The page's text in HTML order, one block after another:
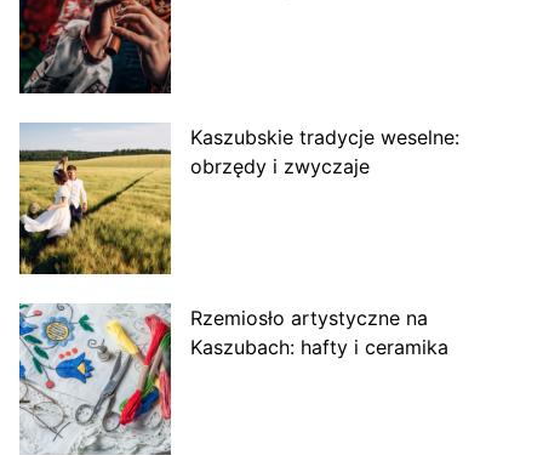
Kaszubskie tradycje weselne:
obrzędy i zwyczaje
Rzemiosło artystyczne na
Kaszubach: hafty i ceramika